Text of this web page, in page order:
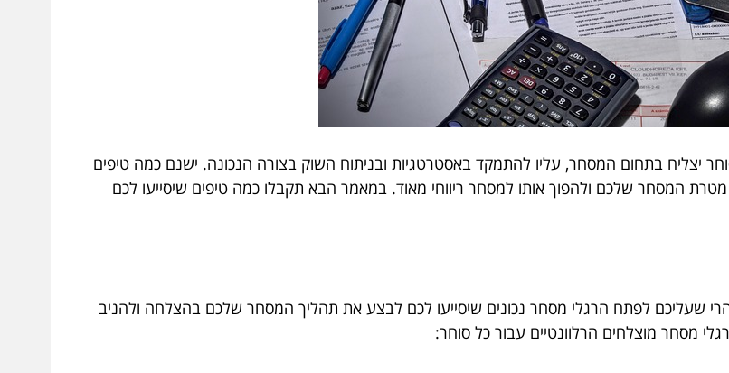
יצליח בתחום המסחר, עליו להתמקד באסטרטגיות ובניתוח השוק בצורה הנכונה. ישנם כמה טיפים
המסחר שלכם ולהפוך אותו למסחר ריווחי מאוד. במאמר הבא תקבלו כמה טיפים שיסייעו לכם
שעליכם לפתח הרגלי מסחר נכונים שיסייעו לכם לבצע את תהליך המסחר שלכם בהצלחה ולהניב
מסחר מוצלחים הרלוונטיים עבור כל סוחר: